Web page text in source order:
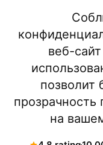
веб-
позволит
прозрачность
на